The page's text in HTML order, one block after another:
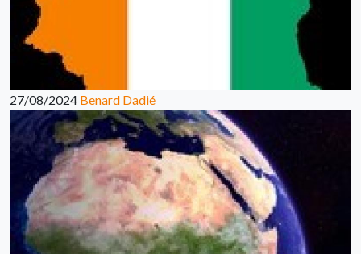
27/08/2024 Benard Dadié